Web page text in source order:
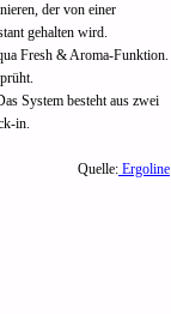
der von einer
gehalten wird.
Fresh & Aroma-Funktion.
System besteht aus zwei
in.
Quelle: Ergoline